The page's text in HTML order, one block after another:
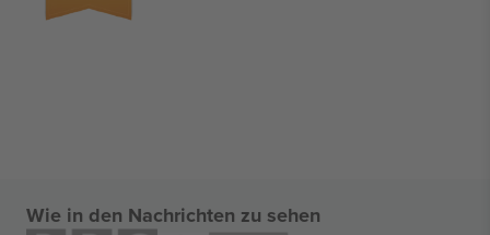
Wie in den Nachrichten zu sehen